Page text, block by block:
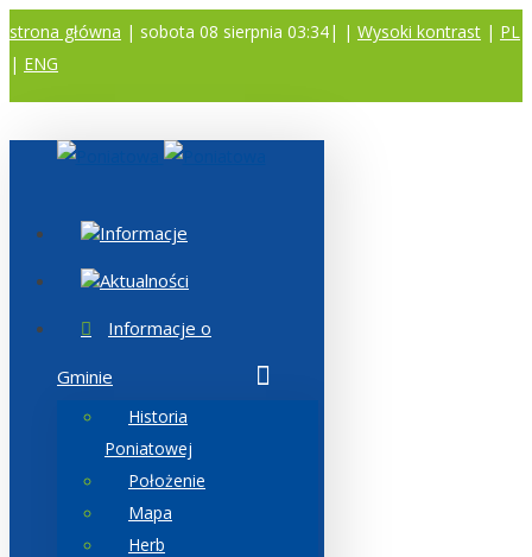
strona główna | sobota 08 sierpnia 03:34| | Wysoki kontrast | PL
| ENG
Informacje
Aktualności
Informacje o
Gminie
Historia
Poniatowej
Położenie
Mapa
Herb